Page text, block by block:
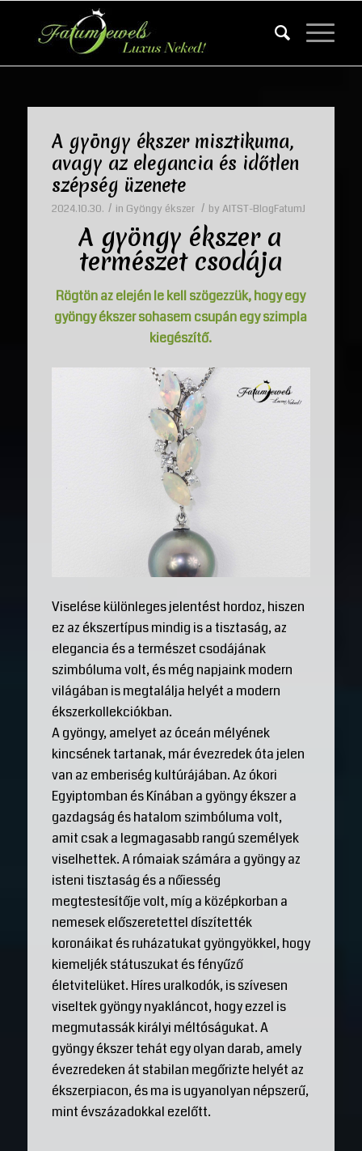
A gyöngy ékszer misztikuma,
avagy az elegancia és időtlen
szépség üzenete
2024.10.30. / in Gyöngy ékszer / by AITST-BlogFatumJ
A gyöngy ékszer a
természet csodája
Rögtön az elején le kell szögezzük, hogy egy
gyöngy ékszer sohasem csupán egy szimpla
kiegészítő.
Viselése különleges jelentést hordoz, hiszen
ez az ékszertípus mindig is a tisztaság, az
elegancia és a természet csodájának
szimbóluma volt, és még napjaink modern
világában is megtalálja helyét a modern
ékszerkollekciókban.
A gyöngy, amelyet az óceán mélyének
kincsének tartanak, már évezredek óta jelen
van az emberiség kultúrájában. Az ókori
Egyiptomban és Kínában a gyöngy ékszer a
gazdagság és hatalom szimbóluma volt,
amit csak a legmagasabb rangú személyek
viselhettek. A rómaiak számára a gyöngy az
isteni tisztaság és a nőiesség
megtestesítője volt, míg a középkorban a
nemesek előszeretettel díszítették
koronáikat és ruházatukat gyöngyökkel, hogy
kiemeljék státuszukat és fényűző
életvitelüket. Híres uralkodók, is szívesen
viseltek gyöngy nyakláncot, hogy ezzel is
megmutassák királyi méltóságukat. A
gyöngy ékszer tehát egy olyan darab, amely
évezredeken át stabilan megőrizte helyét az
ékszerpiacon, és ma is ugyanolyan népszerű,
mint évszázadokkal ezelőtt.